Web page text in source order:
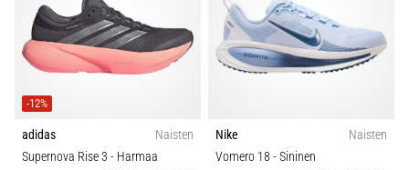
-12%
adidas
Naisten
Supernova Rise 3 - Harmaa
Nike
Naisten
Vomero 18 - Sininen